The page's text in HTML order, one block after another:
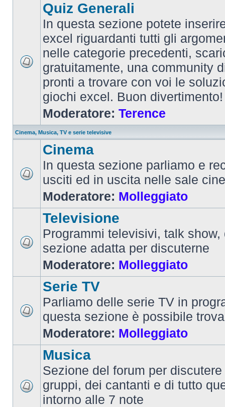
Quiz Generali
In questa sezione potete
excel riguardanti tutti gli
nelle categorie precedenti,
gratuitamente, una community
pronti a trovare con voi le
giochi excel. Buon divertimento!
Moderatore: Terence
Cinema, Musica, TV e serie televisive
Cinema
In questa sezione parliamo e
usciti ed in uscita nelle sale
Moderatore: Molleggiato
Televisione
Programmi televisivi, talk show,
sezione adatta per discuterne
Moderatore: Molleggiato
Serie TV
Parliamo delle serie TV in
questa sezione è possibile
Moderatore: Molleggiato
Musica
Sezione del forum per
gruppi, dei cantanti e di tutto
intorno alle 7 note